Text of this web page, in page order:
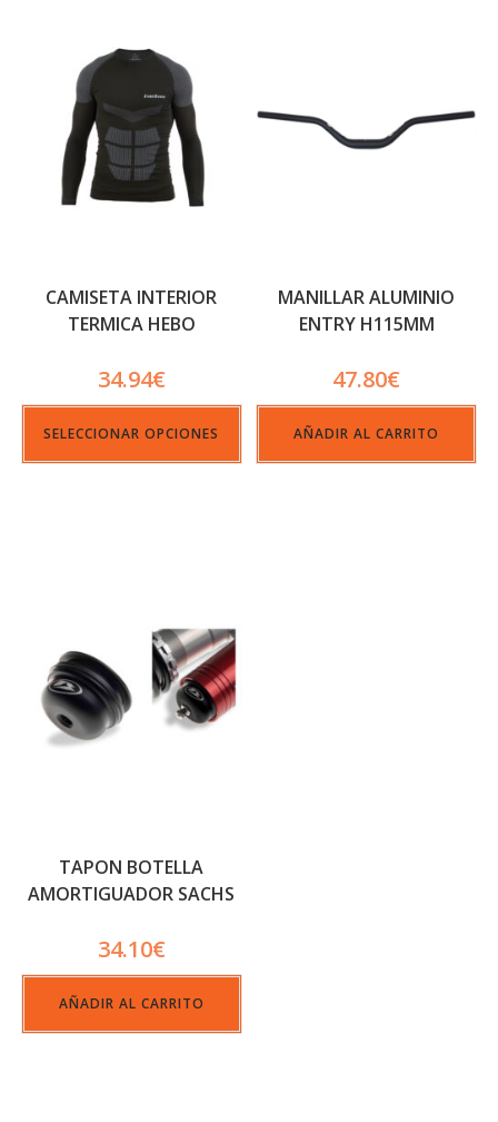
CAMISETA INTERIOR
TERMICA HEBO
34.94€
SELECCIONAR OPCIONES
MANILLAR ALUMINIO
ENTRY H115MM
47.80€
AÑADIR AL CARRITO
TAPON BOTELLA
AMORTIGUADOR SACHS
34.10€
AÑADIR AL CARRITO